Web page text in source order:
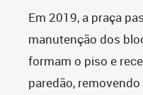
Em 2019, a praça
manutenção dos
formam o piso e
paredão,